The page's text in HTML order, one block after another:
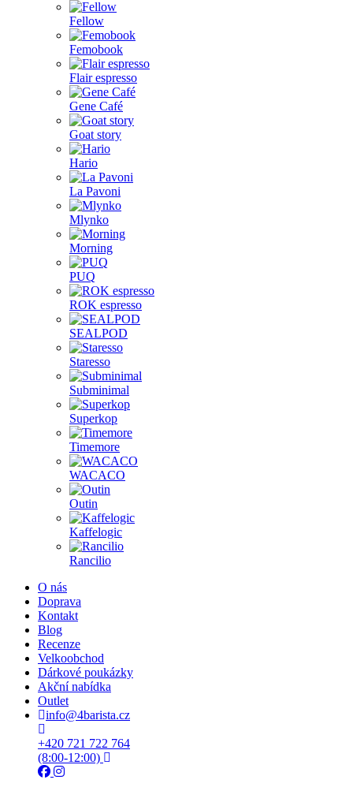
Fellow
Femobook
Flair espresso
Gene Café
Goat story
Hario
La Pavoni
Mlynko
Morning
PUQ
ROK espresso
SEALPOD
Staresso
Subminimal
Superkop
Timemore
WACACO
Outin
Kaffelogic
Rancilio
O nás
Doprava
Kontakt
Blog
Recenze
Velkoobchod
Dárkové poukázky
Akční nabídka
Outlet
info@4barista.cz
+420 721 722 764
(8:00-12:00)